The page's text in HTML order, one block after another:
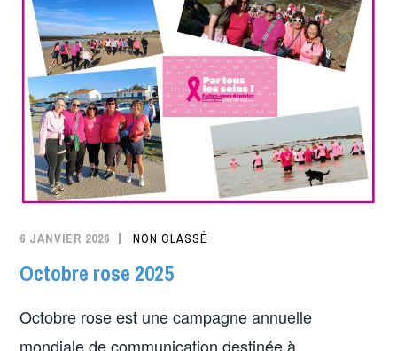
6 JANVIER 2026 NON CLASSÉ
Octobre rose 2025
Octobre rose est une campagne annuelle
mondiale de communication destinée à